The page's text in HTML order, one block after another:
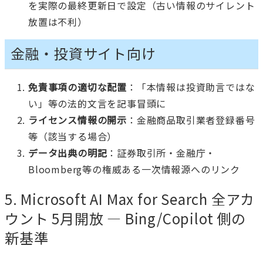
を実際の最終更新日で設定（古い情報のサイレント
放置は不利）
金融・投資サイト向け
免責事項の適切な配置 ：「本情報は投資助言ではな
い」等の法的文言を記事冒頭に
ライセンス情報の開示 ：金融商品取引業者登録番号
等（該当する場合）
データ出典の明記 ：証券取引所・金融庁・
Bloomberg等の権威ある一次情報源へのリンク
5. Microsoft AI Max for Search 全アカ
ウント 5月開放 — Bing/Copilot 側の
新基準